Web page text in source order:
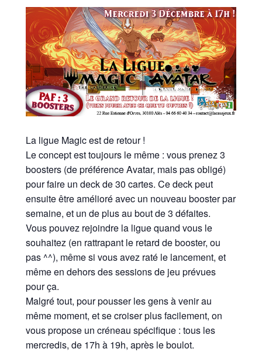
La ligue Magic est de retour !
Le concept est toujours le même : vous prenez 3
boosters (de préférence Avatar, mais pas obligé)
pour faire un deck de 30 cartes. Ce deck peut
ensuite être amélioré avec un nouveau booster par
semaine, et un de plus au bout de 3 défaites.
Vous pouvez rejoindre la ligue quand vous le
souhaitez (en rattrapant le retard de booster, ou
pas ^^), même si vous avez raté le lancement, et
même en dehors des sessions de jeu prévues
pour ça.
Malgré tout, pour pousser les gens à venir au
même moment, et se croiser plus facilement, on
vous propose un créneau spécifique : tous les
mercredis, de 17h à 19h, après le boulot.